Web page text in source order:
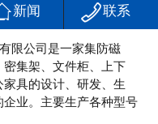
客户案例
厂区一角
在线留言
新闻 联系
限公司是一家集防磁
集架、文件柜、上下
具的设计、研发、生
业。主要生产各种型号